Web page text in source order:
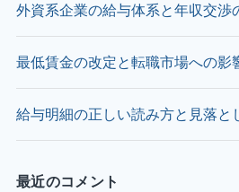
外資系企業の給与体系と年収交渉
最低賃金の改定と転職市場への影
給与明細の正しい読み方と見落と
最近のコメント